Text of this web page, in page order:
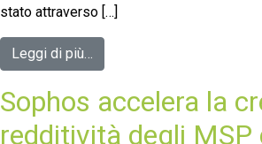
stato attraverso […]
Leggi di più…
Sophos accelera la
redditività degli MSP